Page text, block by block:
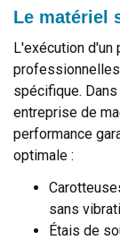
Le matériel
L'exécution d'un
spécifique.
entreprise de
performance
optimale :
sans
Étais de